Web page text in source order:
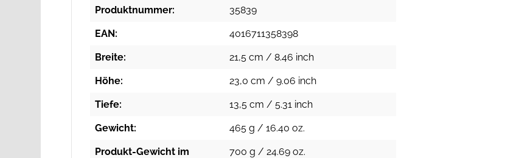
Produktnummer: 35839
EAN: 4016711358398
Breite: 21,5 cm / 8.46 inch
Höhe: 23,0 cm / 9.06 inch
Tiefe: 13,5 cm / 5.31 inch
Gewicht: 465 g / 16.40 oz.
Produkt-Gewicht im
700 g / 24.69 oz.